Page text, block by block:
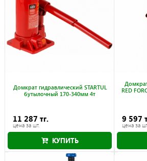
Домкрат гидравлический STARTUL
бутылочный 170-340мм 4т
11 287 тг.
цена за шт.
КУПИТЬ
RED
9 597
цена за